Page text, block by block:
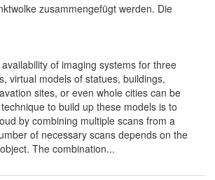
zusammengefügt werden. Die
of imaging systems for three
virtual models of statues, buildings,
sites, or even whole cities can be
to build up these models is to
by combining multiple scans from a
of necessary scans depends on the
The combination...